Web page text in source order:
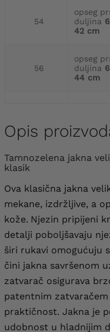
54
opseg
duljina
42 cm
56
opseg
duljina
44 cm
opseg
60
opseg
duljina
Opis
Tamnozelena jakna velikih brojeva - bezvremenski
klasik
Ova klasična jakna
mekane, izdržljive, a
kože. Njezin pripijeni
detalji poboljšavaju
širi rukavi omogućuju
čini jakna savršenom
zatvarač osigurava
patentnim
praktičnost. Jakna je
udobnost u hladnijim